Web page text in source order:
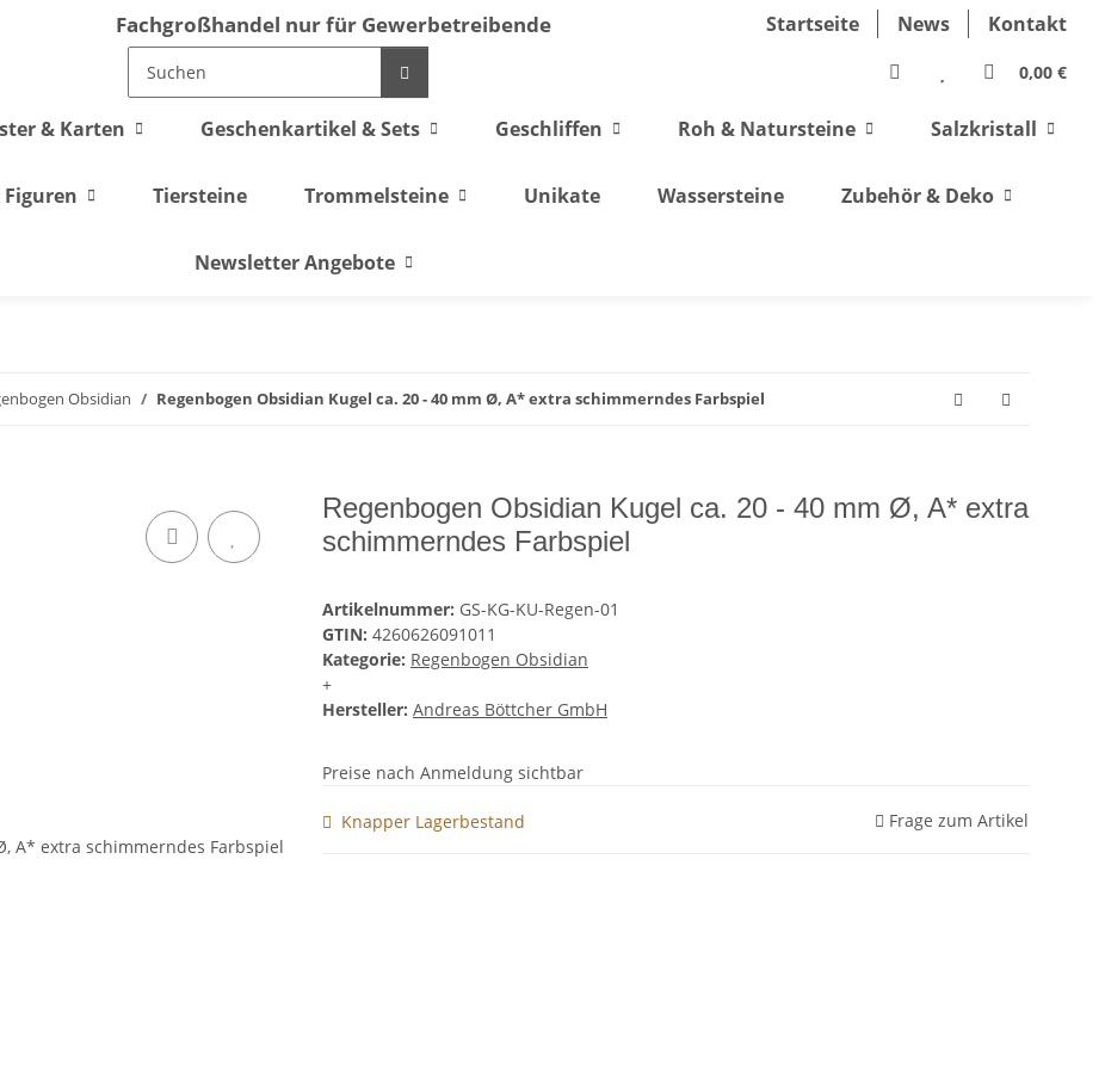
Fachgroßhandel nur für Gewerbetreibende Startseite News Kontakt
0,00 €
& Karten Geschenkartikel & Sets Geschliffen Roh & Natursteine Salzkristall
Figuren Tiersteine Trommelsteine Unikate Wassersteine Zubehör & Deko
Newsletter Angebote
Obsidian Regenbogen Obsidian Kugel ca. 20 - 40 mm Ø, A* extra schimmerndes Farbspiel
Regenbogen Obsidian Kugel ca. 20 - 40 mm Ø, A* extra
schimmerndes Farbspiel
Artikelnummer: GS-KG-KU-Regen-01
GTIN: 4260626091011
Kategorie: Regenbogen Obsidian
+
Hersteller: Andreas Böttcher GmbH
Preise nach Anmeldung sichtbar
Knapper Lagerbestand Frage zum Artikel